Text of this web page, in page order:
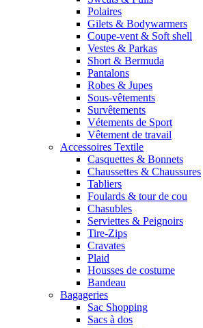
Polaires
Gilets & Bodywarmers
Coupe-vent & Soft shell
Vestes & Parkas
Short & Bermuda
Pantalons
Robes & Jupes
Sous-vêtements
Survêtements
Vétements de Sport
Vêtement de travail
Accessoires Textile
Casquettes & Bonnets
Chaussettes & Chaussures
Tabliers
Foulards & tour de cou
Chasubles
Serviettes & Peignoirs
Tire-Zips
Cravates
Plaid
Housses de costume
Bandeau
Bagageries
Sac Shopping
Sacs à dos